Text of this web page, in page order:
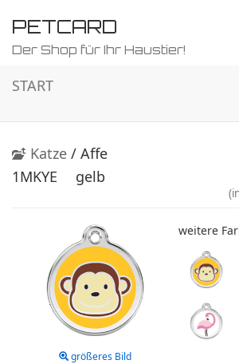
PETCARD
Der Shop für Ihr Haustier!
START
Katze / Affe
1MKYE
gelb
größeres Bild
weitere